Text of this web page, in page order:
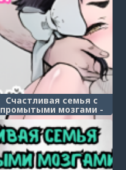
Счастливая семья с
промытыми мозгами -
часть 2 (Happy Brain
Modified Family 2
~Father's Callous
Indulgence~)